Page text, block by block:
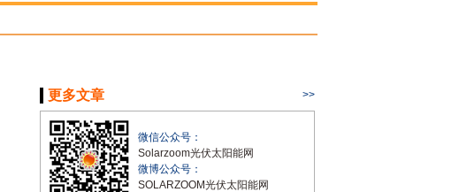
更多文章 >>
微信公众号：
Solarzoom光伏太阳能网
微博公众号：
SOLARZOOM光伏太阳能网